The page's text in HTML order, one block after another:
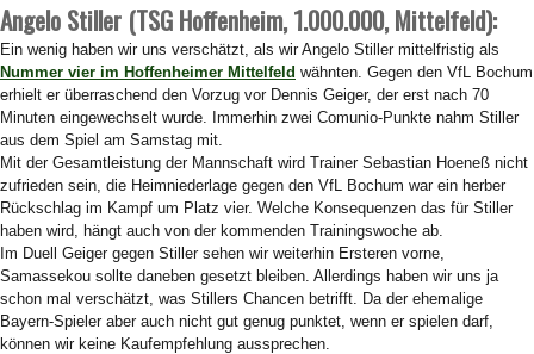
Angelo Stiller (TSG Hoffenheim, 1.000.000, Mittelfeld):
Ein wenig haben wir uns verschätzt, als wir Angelo Stiller mittelfristig als
Nummer vier im Hoffenheimer Mittelfeld wähnten. Gegen den VfL Bochum
erhielt er überraschend den Vorzug vor Dennis Geiger, der erst nach 70
Minuten eingewechselt wurde. Immerhin zwei Comunio-Punkte nahm Stiller
aus dem Spiel am Samstag mit.
Mit der Gesamtleistung der Mannschaft wird Trainer Sebastian Hoeneß nicht
zufrieden sein, die Heimniederlage gegen den VfL Bochum war ein herber
Rückschlag im Kampf um Platz vier. Welche Konsequenzen das für Stiller
haben wird, hängt auch von der kommenden Trainingswoche ab.
Im Duell Geiger gegen Stiller sehen wir weiterhin Ersteren vorne,
Samassekou sollte daneben gesetzt bleiben. Allerdings haben wir uns ja
schon mal verschätzt, was Stillers Chancen betrifft. Da der ehemalige
Bayern-Spieler aber auch nicht gut genug punktet, wenn er spielen darf,
können wir keine Kaufempfehlung aussprechen.